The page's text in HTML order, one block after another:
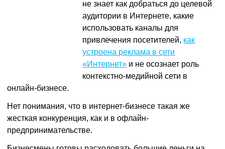
не знает как добраться до целевой
аудитории в Интернете, какие
использовать каналы для
привлечения посетителей, как
устроена реклама в сети
«Интернет» и не осознает роль
контекстно-медийной сети в
онлайн-бизнесе.
Нет понимания, что в интернет-бизнесе такая же
жесткая конкуренция, как и в офлайн-
предпринимательстве.